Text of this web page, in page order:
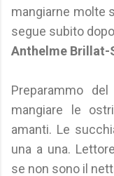
mangiarne molte
segue subito
Anthelme Brillat-
Preparammo
mangiare le
amanti. Le
una a una.
se non sono il